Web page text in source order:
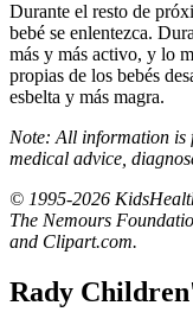
Durante el resto de
bebé se enlentezca.
más y más activo, y lo
propias de los bebés
esbelta y más magra.
Note: All information is
medical advice,
© 1995-2026
The Nemours
and Clipart.com.
Rady